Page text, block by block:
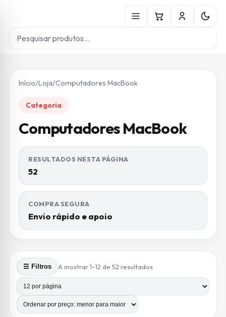
Início/Loja/Computadores MacBook
Categoria
Computadores MacBook
RESULTADOS NESTA PÁGINA
52
COMPRA SEGURA
Envio rápido e apoio
☰ Filtros A mostrar 1–12 de 52 resultadosOrdenado por preço:
Produtos por página
Número de colunas